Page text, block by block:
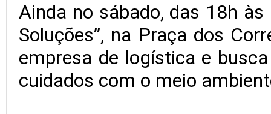
Ainda no sábado, das 18h
Soluções”, na Praça dos
empresa de logística e
cuidados com o meio